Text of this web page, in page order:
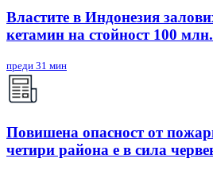
Властите в Индонезия
кетамин на стойност 100
преди 31 мин
Повишена опасност от
четири района е в сила